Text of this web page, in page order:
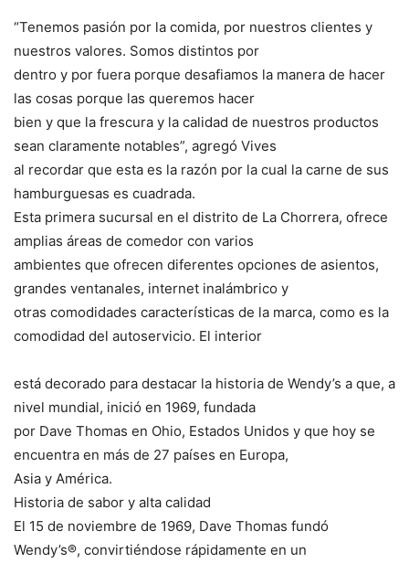
“Tenemos pasión por la comida, por nuestros clientes y
nuestros valores. Somos distintos por
dentro y por fuera porque desafiamos la manera de hacer
las cosas porque las queremos hacer
bien y que la frescura y la calidad de nuestros productos
sean claramente notables”, agregó Vives
al recordar que esta es la razón por la cual la carne de sus
hamburguesas es cuadrada.
Esta primera sucursal en el distrito de La Chorrera, ofrece
amplias áreas de comedor con varios
ambientes que ofrecen diferentes opciones de asientos,
grandes ventanales, internet inalámbrico y
otras comodidades características de la marca, como es la
comodidad del autoservicio. El interior
está decorado para destacar la historia de Wendy’s a que, a
nivel mundial, inició en 1969, fundada
por Dave Thomas en Ohio, Estados Unidos y que hoy se
encuentra en más de 27 países en Europa,
Asia y América.
Historia de sabor y alta calidad
El 15 de noviembre de 1969, Dave Thomas fundó
Wendy’s®, convirtiéndose rápidamente en un